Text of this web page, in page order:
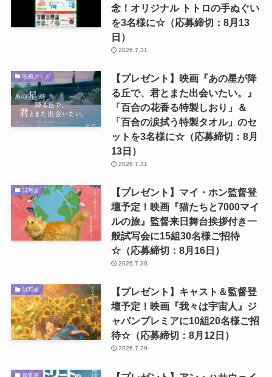
念！オリジナル トトロの手ぬぐい
を3名様に☆（応募締切：8月13
日）
2026.7.31
映画グッズ
【プレゼント】映画『あの星が降
る丘で、君とまた出会いたい。』
「百合の花香る特製しおり」＆
「百合の涙拭う特製タオル」のセ
ットを3名様に☆（応募締切：8月
13日）
2026.7.31
試写会
【プレゼント】マイ・ホン監督登
壇予定！映画『猫たちと7000マイ
ルの旅』監督来日舞台挨拶付き一
般試写会に15組30名様ご招待
☆（応募締切：8月16日）
2026.7.30
試写会
【プレゼント】キャスト＆監督登
壇予定！映画『我々は宇宙人』ジ
ャパンプレミアに10組20名様ご招
待☆（応募締切：8月12日）
2026.7.29
鑑賞券